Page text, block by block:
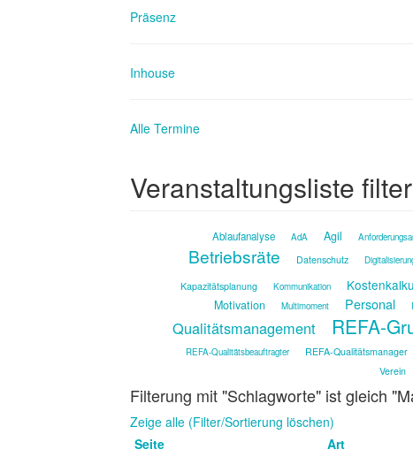
Präsenz
Inhouse
Alle Termine
Veranstaltungsliste
Ablaufanalyse AdA Agil
Betriebsräte Datenschutz
Kapazitätsplanung Kommunikation
Motivation
Multimoment Personal
Qualitätsmanagement REFA-
REFA-Qualitätsbeauftragter REFA-Qualitätsmanager
Verein
Filterung mit "Schlagworte" ist gleich
Zeige alle (Filter/Sortierung löschen)
Seite
Art